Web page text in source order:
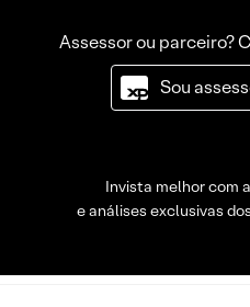
Assessor ou parceiro?
Sou
Invista melhor com
e análises exclusivas